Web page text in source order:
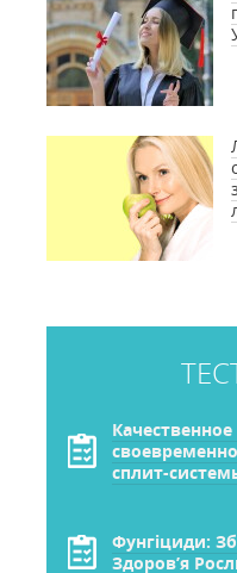
Качественное
сплит-
Фунгіциди:
Здоров’я